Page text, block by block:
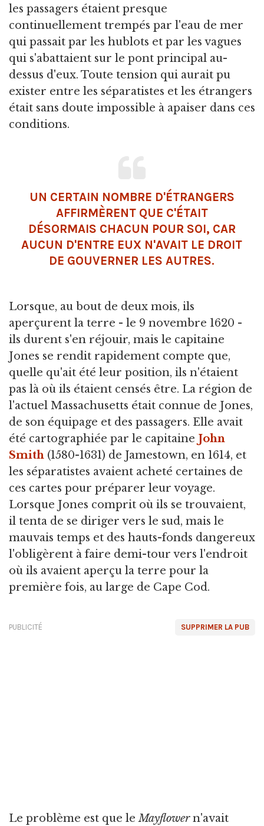
les passagers étaient presque
continuellement trempés par l'eau de mer
qui passait par les hublots et par les vagues
qui s'abattaient sur le pont principal au-
dessus d'eux. Toute tension qui aurait pu
exister entre les séparatistes et les étrangers
était sans doute impossible à apaiser dans ces
conditions.
UN CERTAIN NOMBRE D'ÉTRANGERS
AFFIRMÈRENT QUE C'ÉTAIT
DÉSORMAIS CHACUN POUR SOI, CAR
AUCUN D'ENTRE EUX N'AVAIT LE DROIT
DE GOUVERNER LES AUTRES.
Lorsque, au bout de deux mois, ils
aperçurent la terre - le 9 novembre 1620 -
ils durent s'en réjouir, mais le capitaine
Jones se rendit rapidement compte que,
quelle qu'ait été leur position, ils n'étaient
pas là où ils étaient censés être. La région de
l'actuel Massachusetts était connue de Jones,
de son équipage et des passagers. Elle avait
été cartographiée par le capitaine John
Smith (1580-1631) de Jamestown, en 1614, et
les séparatistes avaient acheté certaines de
ces cartes pour préparer leur voyage.
Lorsque Jones comprit où ils se trouvaient,
il tenta de se diriger vers le sud, mais le
mauvais temps et des hauts-fonds dangereux
l'obligèrent à faire demi-tour vers l'endroit
où ils avaient aperçu la terre pour la
première fois, au large de Cape Cod.
SUPPRIMER LA PUB
PUBLICITÉ
Le problème est que leMayflowern'avait